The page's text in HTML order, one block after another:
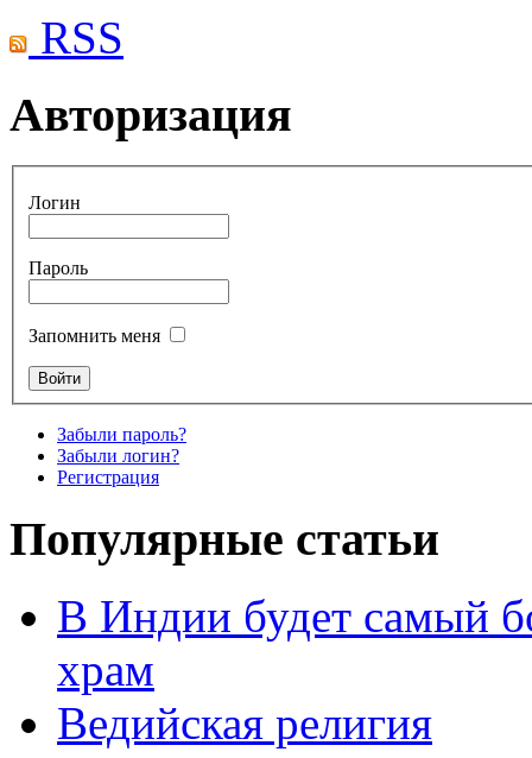
RSS
Авторизация
Логин
Пароль
Запомнить меня
Забыли пароль?
Забыли логин?
Регистрация
Популярные статьи
В Индии будет самый
храм
Ведийская религия